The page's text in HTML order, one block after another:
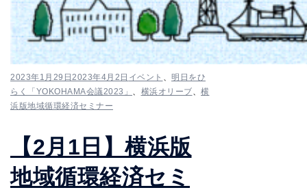
2023年1月29日 2023年4月2日 イベント 、 明日をひ
らく「YOKOHAMA会議2023」 、 横浜オリーブ、 横
浜版地域循環経済セミナー
【2月1日】横浜版
地域循環経済セミ